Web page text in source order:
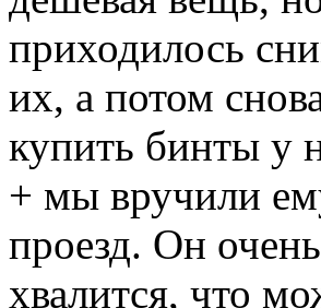
приходилось
их, а потом
купить бинты у
+ мы вручили
проезд. Он
хвалится, что